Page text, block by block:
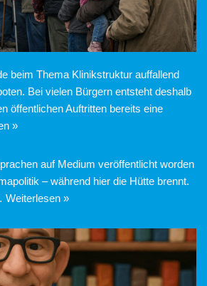
beim Thema Klinikstruktur auffallend
Bei vielen Bürgern entsteht deshalb
öffentlichen Auftritten bereits eine
»
auf Medium veröffentlicht worden
– während hier die Hütte brennt.
Weiterlesen »